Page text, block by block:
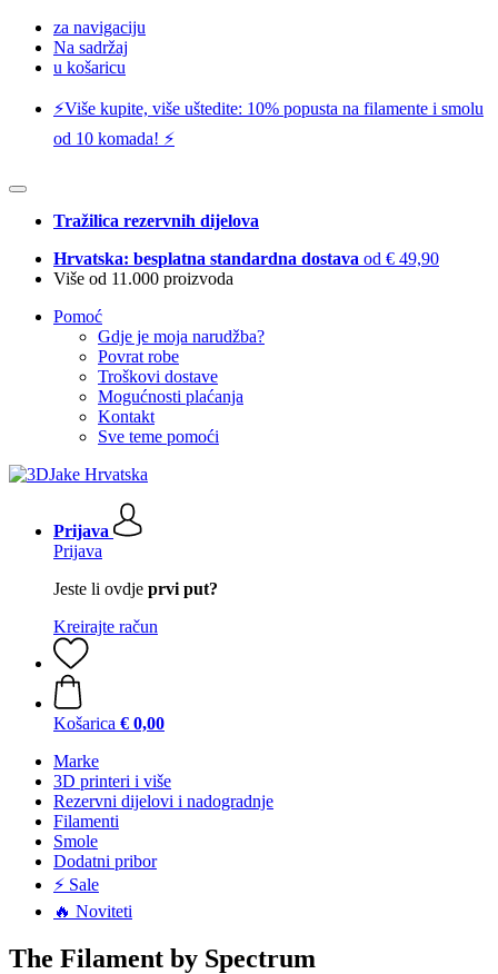
za navigaciju
Na sadržaj
u košaricu
⚡️Više kupite, više uštedite: 10% popusta na filamente i smolu
od 10 komada! ⚡️
Tražilica rezervnih dijelova
Hrvatska: besplatna standardna dostava od € 49,90
Više od 11.000 proizvoda
Pomoć
Gdje je moja narudžba?
Povrat robe
Troškovi dostave
Mogućnosti plaćanja
Kontakt
Sve teme pomoći
Prijava
Prijava
Jeste li ovdje prvi put?
Kreirajte račun
Košarica € 0,00
Marke
3D printeri i više
Rezervni dijelovi i nadogradnje
Filamenti
Smole
Dodatni pribor
⚡ Sale
🔥 Noviteti
The Filament by Spectrum